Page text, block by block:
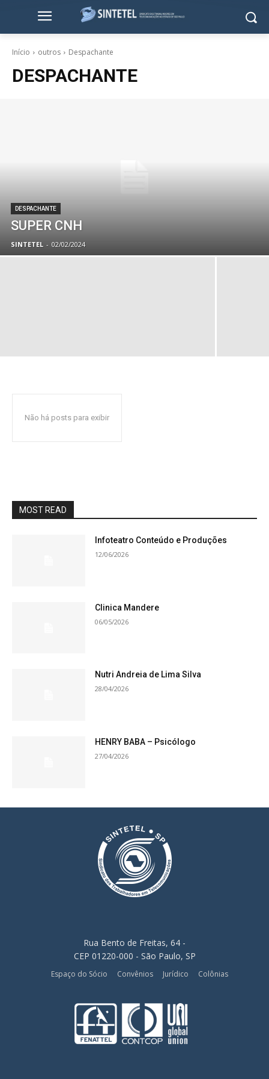
Início outros Despachante
DESPACHANTE
DESPACHANTE
SUPER CNH
SINTETEL - 02/02/2024
Não há posts para exibir
MOST READ
Infoteatro Conteúdo e Produções
12/06/2026
Clinica Mandere
06/05/2026
Nutri Andreia de Lima Silva
28/04/2026
HENRY BABA – Psicólogo
27/04/2026
Rua Bento de Freitas, 64 -
CEP 01220-000 - São Paulo, SP
Espaço do Sócio Convênios Jurídico Colônias